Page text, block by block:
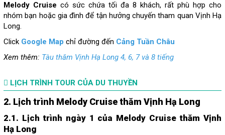
Melody Cruise có sức chứa tối đa 8 khách, rất phù hợp cho
nhóm bạn hoặc gia đình để tận hưởng chuyến tham quan Vịnh Hạ
Long.
Click Google Map chỉ đường đến Cảng Tuần Châu
Xem thêm: Tàu thăm Vịnh Hạ Long 4, 6, 7 và 8 tiếng
LỊCH TRÌNH TOUR CỦA DU THUYỀN
2. Lịch trình Melody Cruise thăm Vịnh Hạ Long
2.1. Lịch trình ngày 1 của Melody Cruise thăm Vịnh
Hạ Long